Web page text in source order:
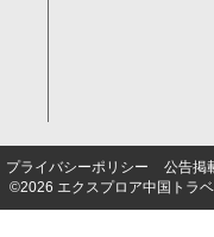
プライバシーポリシー 公告掲
©2026 エクスプロア中国トラ